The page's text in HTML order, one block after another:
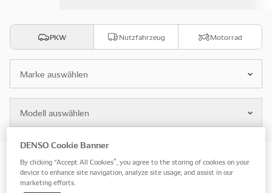
PKW Nutzfahrzeug Motorrad
Marke auswählen
Modell auswählen
Suche nach Fahrzeug Teile
DENSO Cookie Banner
By clicking “Accept All Cookies”, you agree to the storing of cookies on your
device to enhance site navigation, analyze site usage, and assist in our
marketing efforts.